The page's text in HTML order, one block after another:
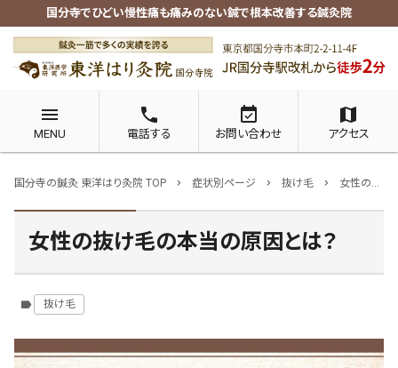
国分寺でひどい慢性痛も痛みのない鍼で根本改善する鍼灸院
menu
MENU
phone
電話する
event_available
お問い合わせ
map
アクセス
国分寺の鍼灸 東洋はり灸院 TOP chevron_right 症状別ページ chevron_right 抜け毛 chevron_right 女性の抜け毛の本当の原因とは？
女性の抜け毛の本当の原因とは？
label 抜け毛